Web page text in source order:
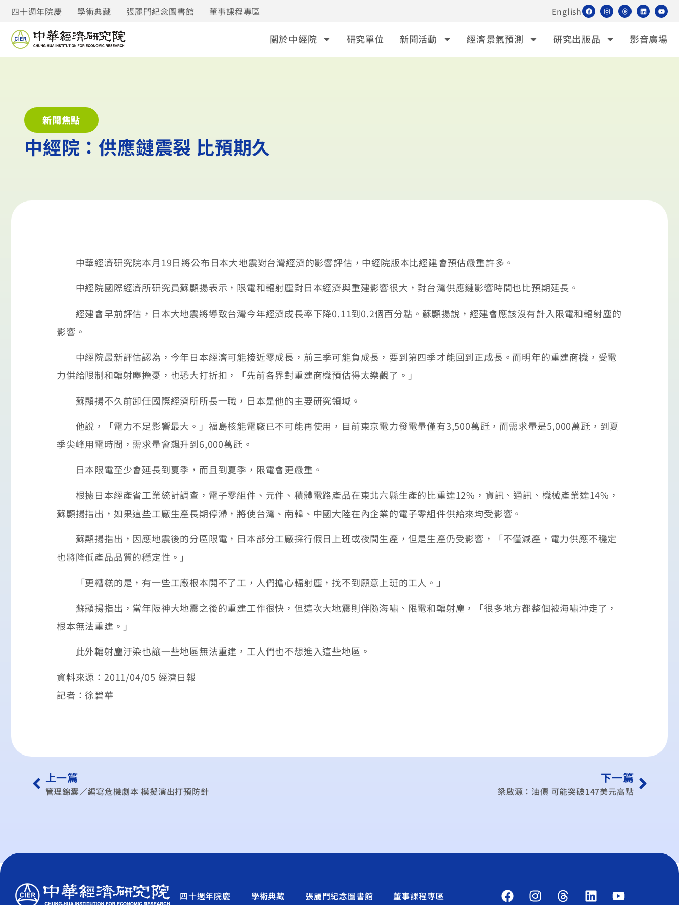
四十週年院慶 學術典藏 張麗門紀念圖書館 董事課程專區 English
關於中經院 研究單位 新聞活動 經濟景氣預測 研究出版品 影音廣場
新聞焦點
中經院：供應鏈震裂 比預期久
中華經濟研究院本月19日將公布日本大地震對台灣經濟的影響評估，中經院版本比經建會預估嚴重許多。
中經院國際經濟所研究員蘇顯揚表示，限電和輻射塵對日本經濟與重建影響很大，對台灣供應鏈影響時間也比預期延長。
經建會早前評估，日本大地震將導致台灣今年經濟成長率下降0.11到0.2個百分點。蘇顯揚說，經建會應該沒有計入限電和輻射塵的
影響。
中經院最新評估認為，今年日本經濟可能接近零成長，前三季可能負成長，要到第四季才能回到正成長。而明年的重建商機，受電
力供給限制和輻射塵擔憂，也恐大打折扣，「先前各界對重建商機預估得太樂觀了。」
蘇顯揚不久前卸任國際經濟所所長一職，日本是他的主要研究領域。
他說，「電力不足影響最大。」福島核能電廠已不可能再使用，目前東京電力發電量僅有3,500萬瓩，而需求量是5,000萬瓩，到夏
季尖峰用電時間，需求量會飆升到6,000萬瓩。
日本限電至少會延長到夏季，而且到夏季，限電會更嚴重。
根據日本經產省工業統計調查，電子零組件、元件、積體電路產品在東北六縣生產的比重達12%，資訊、通訊、機械產業達14%，
蘇顯揚指出，如果這些工廠生產長期停滯，將使台灣、南韓、中國大陸在內企業的電子零組件供給來均受影響。
蘇顯揚指出，因應地震後的分區限電，日本部分工廠採行假日上班或夜間生產，但是生產仍受影響，「不僅減產，電力供應不穩定
也將降低產品品質的穩定性。」
「更糟糕的是，有一些工廠根本開不了工，人們擔心輻射塵，找不到願意上班的工人。」
蘇顯揚指出，當年阪神大地震之後的重建工作很快，但這次大地震則伴隨海嘯、限電和輻射塵，「很多地方都整個被海嘯沖走了，
根本無法重建。」
此外輻射塵汙染也讓一些地區無法重建，工人們也不想進入這些地區。
資料來源：2011/04/05 經濟日報
記者：徐碧華
上一篇
管理錦囊／編寫危機劇本 模擬演出打預防針
下一篇
梁啟源：油價 可能突破147美元高點
四十週年院慶 學術典藏 張麗門紀念圖書館 董事課程專區